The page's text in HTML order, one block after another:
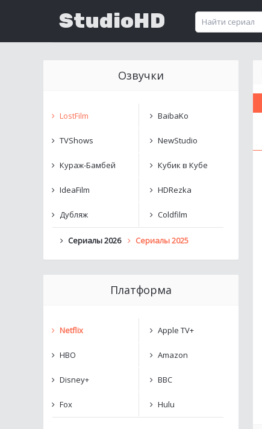
StudioHD
Озвучки
LostFilm BaibaKo
TVShows NewStudio
Кураж-Бамбей Кубик в Кубе
IdeaFilm HDRezka
Дубляж Coldfilm
Сериалы 2026 Сериалы 2025
Платформа
Netflix Apple TV+
HBO Amazon
Disney+ BBC
Fox Hulu